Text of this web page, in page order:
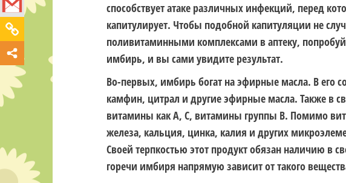
способствует атаке различных инфекций, перед
капитулирует. Чтобы подобной капитуляции не
поливитаминными комплексами в аптеку,
имбирь, и вы сами увидите результат.
Во-первых, имбирь богат на эфирные масла. В его
камфин, цитрал и другие эфирные масла. Также в
витамины как А, С, витамины группы В. Помимо
железа, кальция, цинка, калия и других
Своей терпкостью этот продукт обязан наличию в
горечи имбиря напрямую зависит от такого